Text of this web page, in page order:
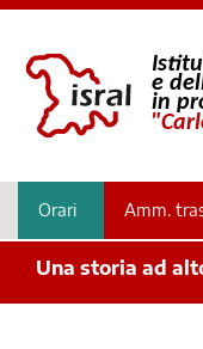
Orari Amm.
Una storia ad